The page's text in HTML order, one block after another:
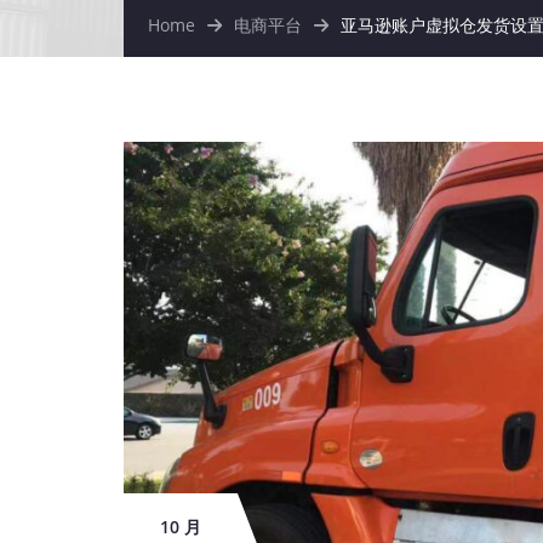
Home 电商平台 亚马逊账户虚拟仓发货设
10 月